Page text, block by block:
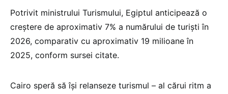
Potrivit ministrului Turismului, Egiptul anticipează o
creștere de aproximativ 7% a numărului de turiști în
2026, comparativ cu aproximativ 19 milioane în
2025, conform sursei citate.
Cairo speră să își relanseze turismul – al cărui ritm a